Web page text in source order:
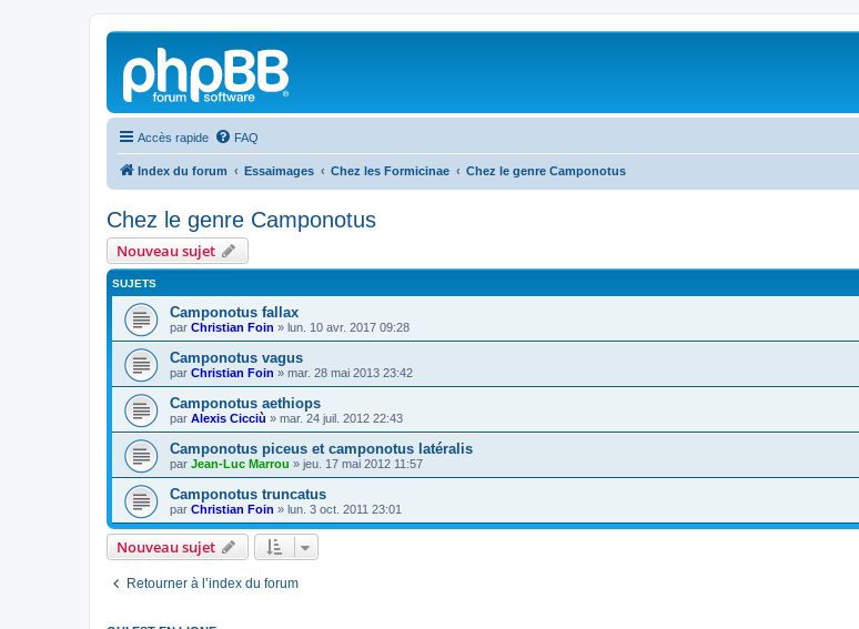
Accès rapide FAQ
Index du forum Essaimages Chez les Formicinae Chez le genre Camponotus
Chez le genre Camponotus
Nouveau sujet
SUJETS
Camponotus fallax
par Christian Foin » lun. 10 avr. 2017 09:28
Camponotus vagus
par Christian Foin » mar. 28 mai 2013 23:42
Camponotus aethiops
par Alexis Cicciù » mar. 24 juil. 2012 22:43
Camponotus piceus et camponotus latéralis
par Jean-Luc Marrou » jeu. 17 mai 2012 11:57
Camponotus truncatus
par Christian Foin » lun. 3 oct. 2011 23:01
Nouveau sujet
Retourner à l’index du forum